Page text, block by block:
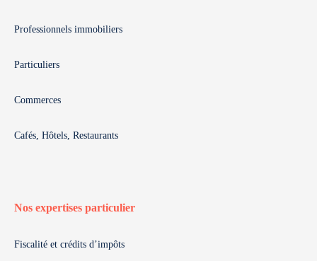
Professionnels immobiliers
Particuliers
Commerces
Cafés, Hôtels, Restaurants
Nos expertises particulier
Fiscalité et crédits d’impôts